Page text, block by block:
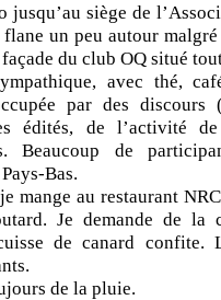
jusqu’au siège de
flane un peu autour
du club OQ situé
avec thé,
par des discours
édités, de l’activité
Beaucoup de
Bas.
mange au restaurant
Je demande de la
de canard confite.
de la pluie.